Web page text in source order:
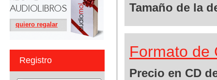
quiero regalar
Registro
Tamaño de la
Formato de
Precio en CD